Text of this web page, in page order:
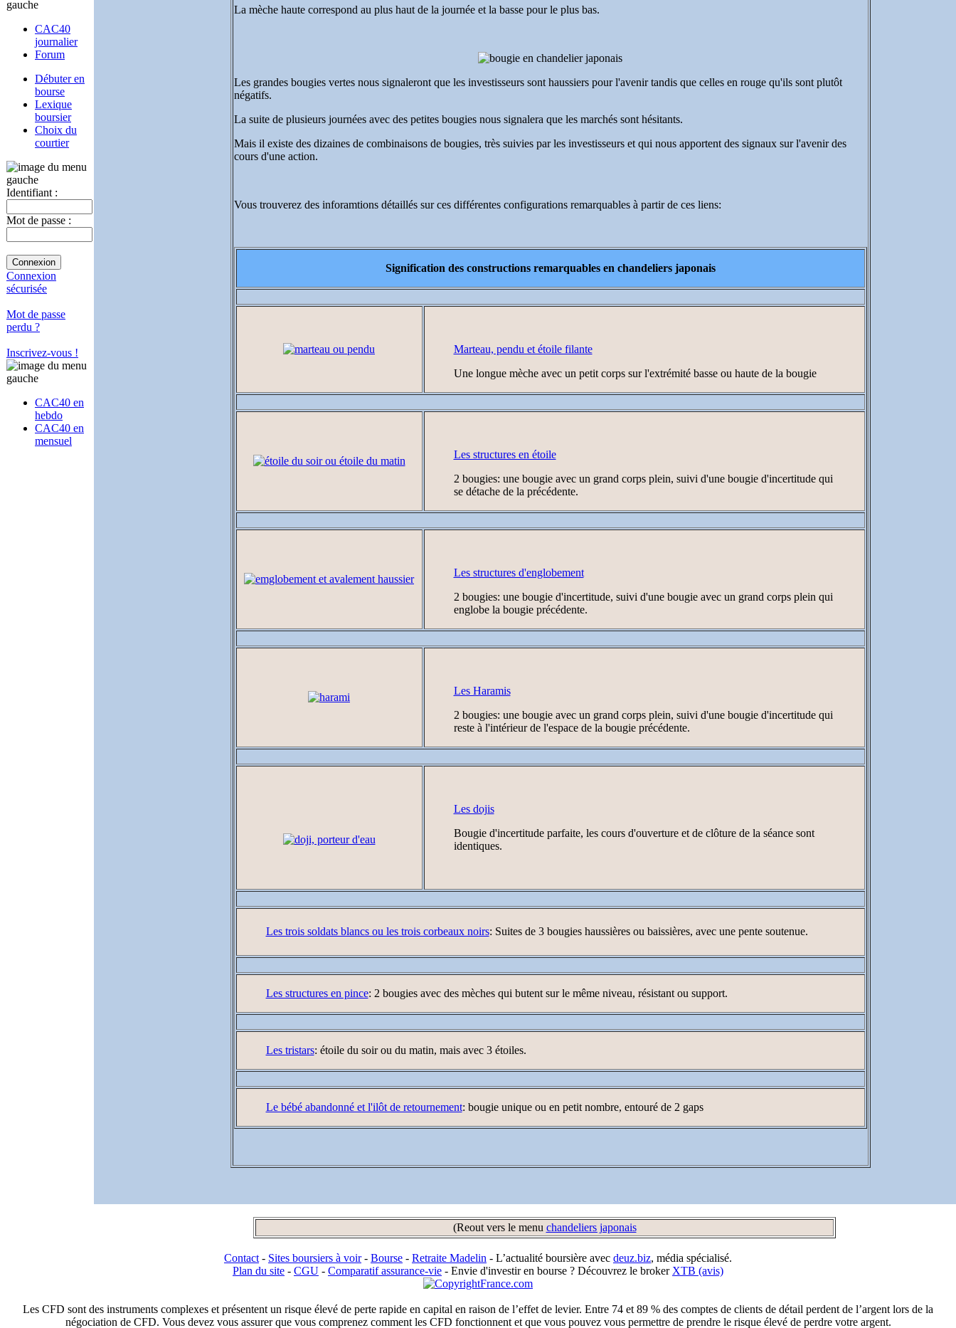
CAC40
journalier
Forum
Débuter en
bourse
Lexique
boursier
Choix du
courtier
Identifiant :
Mot de passe :
Connexion
sécurisée
Mot de passe
perdu ?
Inscrivez-vous !
CAC40 en
hebdo
CAC40 en
mensuel
La mèche haute correspond au plus haut de la journée et la basse pour le plus bas.
Les grandes bougies vertes nous signaleront que les investisseurs sont haussiers pour l'avenir tandis que celles en rouge qu'ils sont plutôt
négatifs.
La suite de plusieurs journées avec des petites bougies nous signalera que les marchés sont hésitants.
Mais il existe des dizaines de combinaisons de bougies, très suivies par les investisseurs et qui nous apportent des signaux sur l'avenir des
cours d'une action.
Vous trouverez des inforamtions détaillés sur ces différentes configurations remarquables à partir de ces liens:
Signification des constructions remarquables en chandeliers japonais
Marteau, pendu et étoile filante
Une longue mèche avec un petit corps sur l'extrémité basse ou haute de la bougie
Les structures en étoile
2 bougies: une bougie avec un grand corps plein, suivi d'une bougie d'incertitude qui
se détache de la précédente.
Les structures d'englobement
2 bougies: une bougie d'incertitude, suivi d'une bougie avec un grand corps plein qui
englobe la bougie précédente.
Les Haramis
2 bougies: une bougie avec un grand corps plein, suivi d'une bougie d'incertitude qui
reste à l'intérieur de l'espace de la bougie précédente.
Les dojis
Bougie d'incertitude parfaite, les cours d'ouverture et de clôture de la séance sont
identiques.
Les trois soldats blancs ou les trois corbeaux noirs: Suites de 3 bougies haussières ou baissières, avec une pente soutenue.
Les structures en pince: 2 bougies avec des mèches qui butent sur le même niveau, résistant ou support.
Les tristars: étoile du soir ou du matin, mais avec 3 étoiles.
Le bébé abandonné et l'ilôt de retournement: bougie unique ou en petit nombre, entouré de 2 gaps
(Reout vers le menu chandeliers japonais
Contact - Sites boursiers à voir- Bourse - Retraite Madelin - L’actualité boursière avec deuz.biz, média spécialisé.
Plan du site - CGU - Comparatif assurance-vie - Envie d'investir en bourse ? Découvrez le broker XTB (avis)
Les CFD sont des instruments complexes et présentent un risque élevé de perte rapide en capital en raison de l’effet de levier. Entre 74 et 89 % des comptes de clients de détail perdent de l’argent lors de la
négociation de CFD. Vous devez vous assurer que vous comprenez comment les CFD fonctionnent et que vous pouvez vous permettre de prendre le risque élevé de perdre votre argent.